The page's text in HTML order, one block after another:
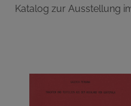
Katalog zur Ausstellung